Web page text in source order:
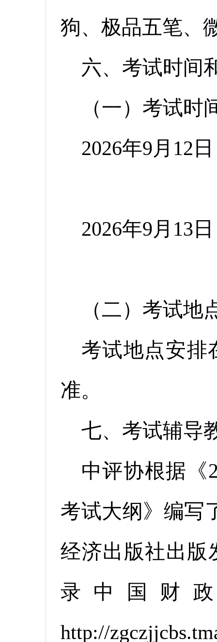
狗、极品五笔、
六、考试时间
（一）考试时
2026年9月12
2026年9月13
（二）考试地
考试地点安排
准。
七、考试辅导
中评协根据《
考试大纲》编写
经济出版社出版
录中国财
http://